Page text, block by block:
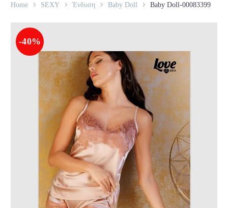
Home SEXY Ένδυση Baby Doll Baby Doll-00083399
-40%